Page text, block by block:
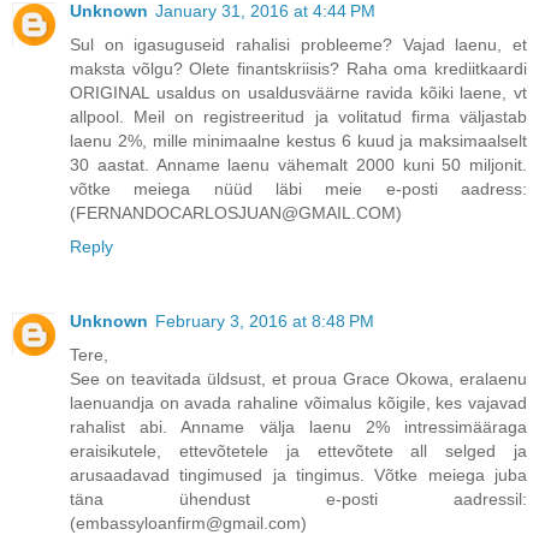
Unknown January 31, 2016 at 4:44 PM
Sul on igasuguseid rahalisi probleeme? Vajad laenu, et
maksta võlgu? Olete finantskriisis? Raha oma krediitkaardi
ORIGINAL usaldus on usaldusväärne ravida kõiki laene, vt
allpool. Meil on registreeritud ja volitatud firma väljastab
laenu 2%, mille minimaalne kestus 6 kuud ja maksimaalselt
30 aastat. Anname laenu vähemalt 2000 kuni 50 miljonit.
võtke meiega nüüd läbi meie e-posti aadress:
(FERNANDOCARLOSJUAN@GMAIL.COM)
Reply
Unknown February 3, 2016 at 8:48 PM
Tere,
See on teavitada üldsust, et proua Grace Okowa, eralaenu
laenuandja on avada rahaline võimalus kõigile, kes vajavad
rahalist abi. Anname välja laenu 2% intressimääraga
eraisikutele, ettevõtetele ja ettevõtete all selged ja
arusaadavad tingimused ja tingimus. Võtke meiega juba
täna ühendust e-posti aadressil:
(embassyloanfirm@gmail.com)